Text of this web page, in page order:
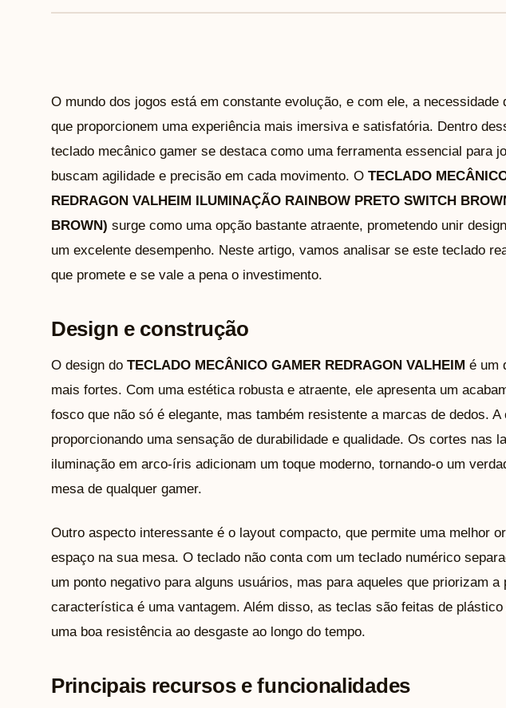
O mundo dos jogos está em constante evolução, e com ele, a necessidade
que proporcionem uma experiência mais imersiva e satisfatória. Dentro
teclado mecânico gamer se destaca como uma ferramenta essencial para
buscam agilidade e precisão em cada movimento. O TECLADO
REDRAGON VALHEIM ILUMINAÇÃO RAINBOW PRETO SWITCH
BROWN) surge como uma opção bastante atraente, prometendo unir
um excelente desempenho. Neste artigo, vamos analisar se este teclado
que promete e se vale a pena o investimento.
Design e construção
O design do TECLADO MECÂNICO GAMER REDRAGON VALHEIM é um
mais fortes. Com uma estética robusta e atraente, ele apresenta um
fosco que não só é elegante, mas também resistente a marcas de dedos. A
proporcionando uma sensação de durabilidade e qualidade. Os cortes nas
iluminação em arco-íris adicionam um toque moderno, tornando-o um
mesa de qualquer gamer.
Outro aspecto interessante é o layout compacto, que permite uma melhor
espaço na sua mesa. O teclado não conta com um teclado numérico
um ponto negativo para alguns usuários, mas para aqueles que priorizam a
característica é uma vantagem. Além disso, as teclas são feitas de plástico
uma boa resistência ao desgaste ao longo do tempo.
Principais recursos e funcionalidades